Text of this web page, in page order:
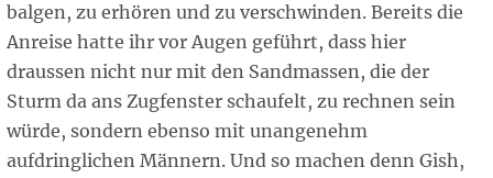
balgen, zu erhören und zu verschwinden. Bereits die
Anreise hatte ihr vor Augen geführt, dass hier
draussen nicht nur mit den Sandmassen, die der
Sturm da ans Zugfenster schaufelt, zu rechnen sein
würde, sondern ebenso mit unangenehm
aufdringlichen Männern. Und so machen denn Gish,